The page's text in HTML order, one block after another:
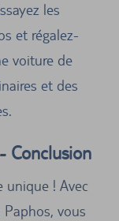
les
et régalez-
voiture de
et des
Conclusion
unique ! Avec
vous